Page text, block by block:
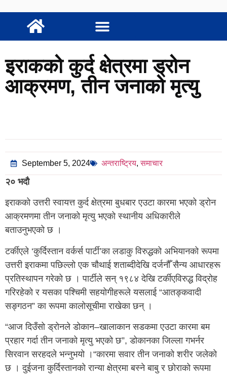
इराकको कुर्द क्षेत्रमा ड्रोन
आक्रमण, तीन जनाको मृत्यु
September 5, 2024 अन्तराष्ट्रिय,समाचार
२० भदौ
इराकको उत्तरी स्वायत्त कुर्द क्षेत्रमा बुधबार एउटा कारमा भएको ड्रोन
आक्रमणमा तीन जनाको मृत्यु भएको स्थानीय अधिकारीले
बताउनुभएको छ ।
टर्कीएले ‘कुर्दिस्तान वर्कर्स पार्टी’का लडाकु विरुद्धको अभियानको रूपमा
उत्तरी इराकमा पछिल्लो एक चौथाई शताब्दीदेखि दर्जनौँ सैन्य आधारहरू
प्रतिस्थापन गरेको छ । पार्टीले सन् १९८४ देखि टर्कीएविरुद्ध विद्रोह
गरिरहेको र यसका पश्चिमी सहयोगीहरूले यसलाई “आतङ्कवादी
सङ्गठन” का रूपमा कालोसूचीमा राखेका छन् ।
“आज दिउँसो ड्रोनले डोकान–खालाकान सडकमा एउटा कारमा बम
प्रहार गर्दा तीन जनाको मृत्यु भएको छ”, डोकानका जिल्ला गभर्नर
सिरवान सरहदले भन्नुभयो ।“कारमा सवार तीन जनाको शरीर जलेको
छ । दुईजना कुर्दिस्तानको रान्या क्षेत्रमा बस्ने बाबु र छोराको रूपमा